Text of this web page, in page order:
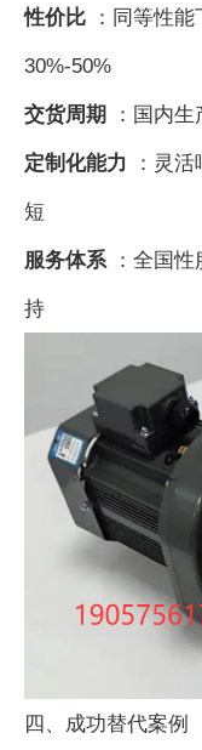
性价比：同等性能
30%-50%
交货周期 ：国内
定制化能力 ：灵
短
服务体系：全国性
持
四、成功替代案例